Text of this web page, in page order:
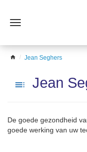
home Jean Seghers
toc Jean
De goede gezondheid
goede werking van uw